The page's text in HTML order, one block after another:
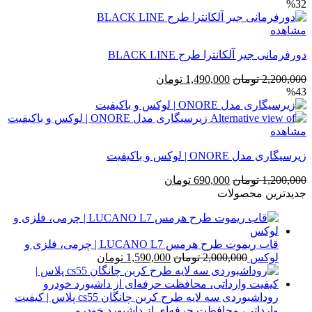
750,000 تومان
500,000 تومان
%32
مشاهده
دورفرمانی جیر آلکانترا طرح BLACK LINE
2,200,000 تومان قیمت
2,200,000 تومان
بود.
1,490,000 تومان
1,490,000 تومان
است.
%43
مشاهده
زیرسیگاری مدل ONORE | لوکس و باکیفیت
1,200,000 تومان قیمت
اصلی
بود.
690,000 تومان
است.
جدیدترین محصولات
قاب ریموت طرح هرمس LUCANO L7 | چرمی، فلزی و
لوکس 2,000,000 تومان قیمت
اصلی
2,000,000 تومان
بود.
1,590,000 تومان
فعلی
1,590,000 تومان
است.روداشبوردی سه‌ لایه طرح کربن چانگان cs55 پلاس | کیفیت